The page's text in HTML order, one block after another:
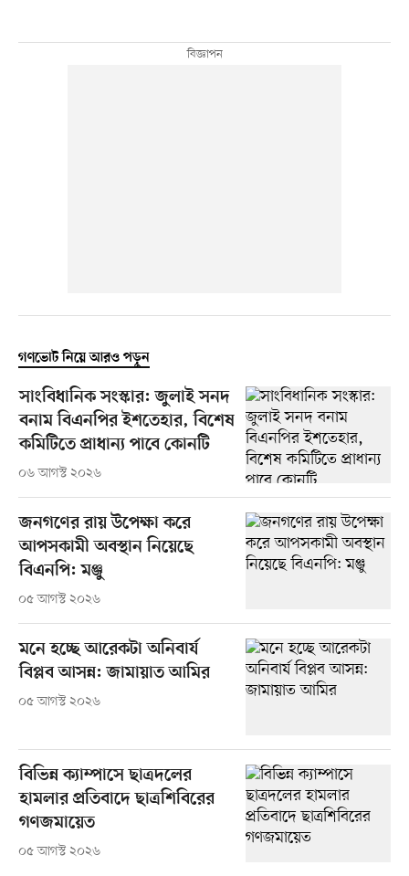
গণভোট নিয়ে আরও পড়ুন
সাংবিধানিক সংস্কার: জুলাই সনদ
বনাম বিএনপির ইশতেহার, বিশেষ
কমিটিতে প্রাধান্য পাবে কোনটি
০৬ আগস্ট ২০২৬
জনগণের রায় উপেক্ষা করে
আপসকামী অবস্থান নিয়েছে
বিএনপি: মঞ্জু
০৫ আগস্ট ২০২৬
মনে হচ্ছে আরেকটা অনিবার্য
বিপ্লব আসন্ন: জামায়াত আমির
০৫ আগস্ট ২০২৬
বিভিন্ন ক্যাম্পাসে ছাত্রদলের
হামলার প্রতিবাদে ছাত্রশিবিরের
গণজমায়েত
০৫ আগস্ট ২০২৬